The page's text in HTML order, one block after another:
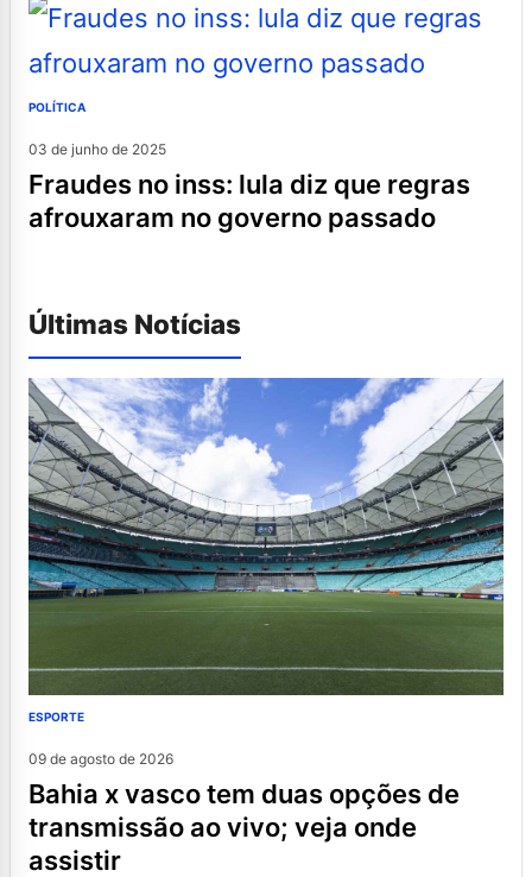
POLÍTICA
03 de junho de 2025
fraudes no inss: lula diz que regras
afrouxaram no governo passado
Últimas Notícias
ESPORTE
09 de agosto de 2026
bahia x vasco tem duas opções de
transmissão ao vivo; veja onde
assistir